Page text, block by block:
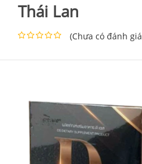
Thái Lan
(Chưa có đánh giá